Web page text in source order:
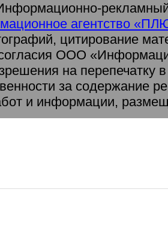
агентство
цитирование
ООО
на перепечатку
за содержание
и информации,